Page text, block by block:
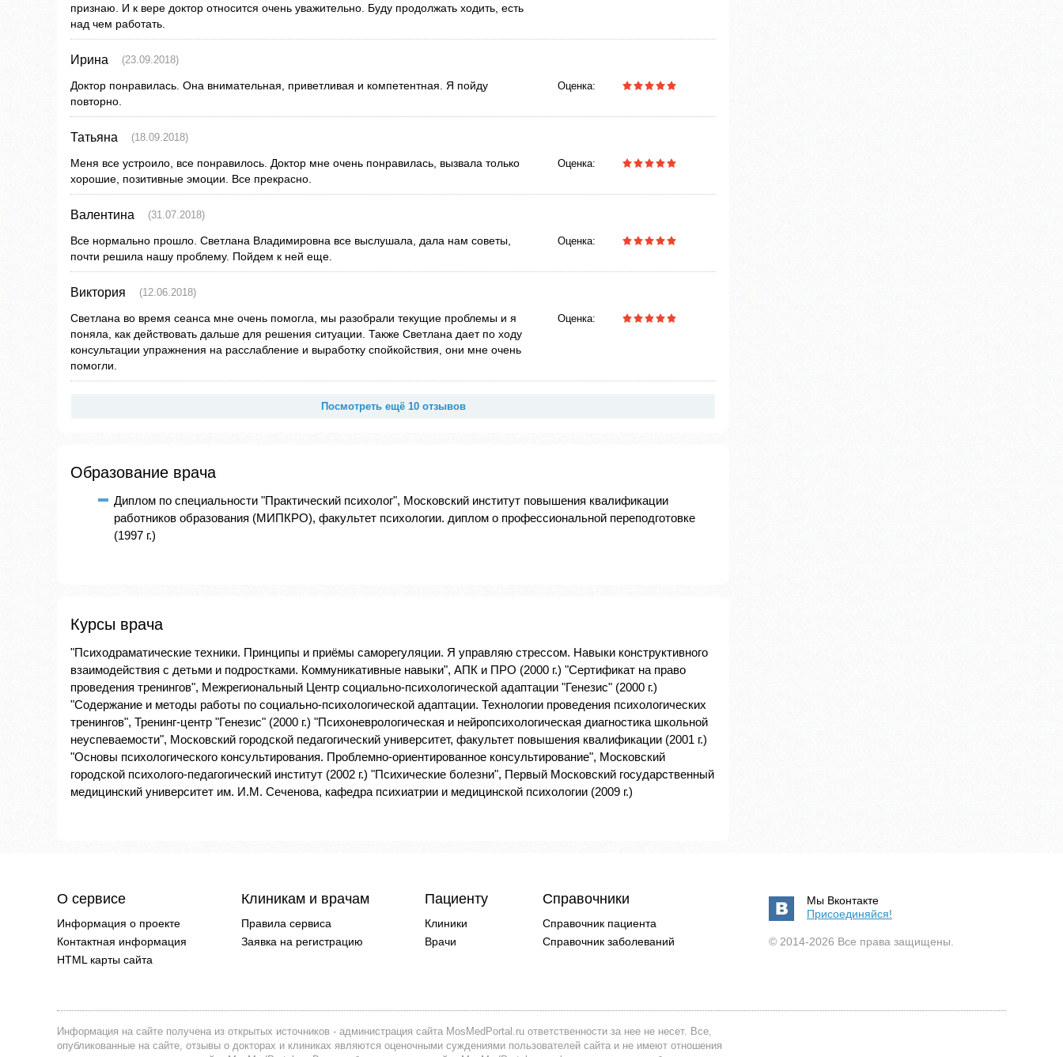
признаю. И к вере доктор относится очень уважительно. Буду продолжать ходить, есть
над чем работать.
Ирина (23.09.2018)
Доктор понравилась. Она внимательная, приветливая и компетентная. Я пойду
повторно.
Оценка:
Татьяна (18.09.2018)
Меня все устроило, все понравилось. Доктор мне очень понравилась, вызвала только
хорошие, позитивные эмоции. Все прекрасно.
Оценка:
Валентина (31.07.2018)
Все нормально прошло. Светлана Владимировна все выслушала, дала нам советы,
почти решила нашу проблему. Пойдем к ней еще.
Оценка:
Виктория (12.06.2018)
Светлана во время сеанса мне очень помогла, мы разобрали текущие проблемы и я
поняла, как действовать дальше для решения ситуации. Также Светлана дает по ходу
консультации упражнения на расслабление и выработку спойкойствия, они мне очень
помогли.
Оценка:
Посмотреть ещё 10 отзывов
Образование врача
Диплом по специальности "Практический психолог", Московский институт повышения квалификации
работников образования (МИПКРО), факультет психологии. диплом о профессиональной переподготовке
(1997 г.)
Курсы врача
"Психодраматические техники. Принципы и приёмы саморегуляции. Я управляю стрессом. Навыки конструктивного
взаимодействия с детьми и подростками. Коммуникативные навыки", АПК и ПРО (2000 г.) "Сертификат на право
проведения тренингов", Межрегиональный Центр социально-психологической адаптации "Генезис" (2000 г.)
"Содержание и методы работы по социально-психологической адаптации. Технологии проведения психологических
тренингов", Тренинг-центр "Генезис" (2000 г.) "Психоневрологическая и нейропсихологическая диагностика школьной
неуспеваемости", Московский городской педагогический университет, факультет повышения квалификации (2001 г.)
"Основы психологического консультирования. Проблемно-ориентированное консультирование", Московский
городской психолого-педагогический институт (2002 г.) "Психические болезни", Первый Московский государственный
медицинский университет им. И.М. Сеченова, кафедра психиатрии и медицинской психологии (2009 г.)
О сервисе
Информация о проекте
Контактная информация
HTML карты сайта
Клиникам и врачам
Правила сервиса
Заявка на регистрацию
Пациенту
Клиники
Врачи
Справочники
Справочник пациента
Справочник заболеваний
Мы Вконтакте
Присоединяйся!
© 2014-2026 Все права защищены.
Информация на сайте получена из открытых источников - администрация сайта MosMedPortal.ru ответственности за нее не несет. Все,
опубликованные на сайте, отзывы о докторах и клиниках являются оценочными суждениями пользователей сайта и не имеют отношения